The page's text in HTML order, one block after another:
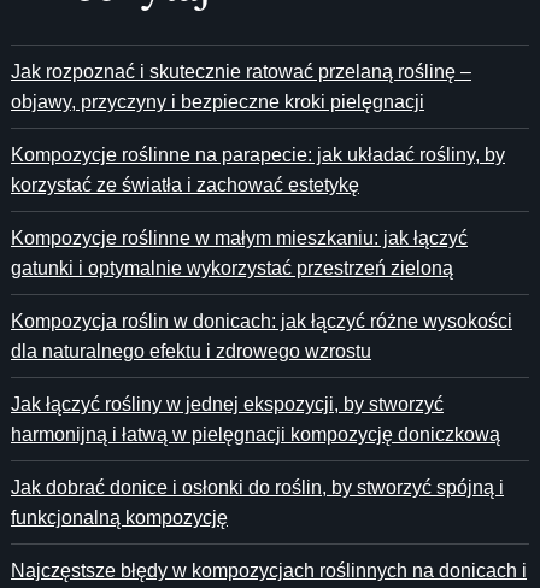
Jak rozpoznać i skutecznie ratować przelaną roślinę –
objawy, przyczyny i bezpieczne kroki pielęgnacji
Kompozycje roślinne na parapecie: jak układać rośliny, by
korzystać ze światła i zachować estetykę
Kompozycje roślinne w małym mieszkaniu: jak łączyć
gatunki i optymalnie wykorzystać przestrzeń zieloną
Kompozycja roślin w donicach: jak łączyć różne wysokości
dla naturalnego efektu i zdrowego wzrostu
Jak łączyć rośliny w jednej ekspozycji, by stworzyć
harmonijną i łatwą w pielęgnacji kompozycję doniczkową
Jak dobrać donice i osłonki do roślin, by stworzyć spójną i
funkcjonalną kompozycję
Najczęstsze błędy w kompozycjach roślinnych na donicach i